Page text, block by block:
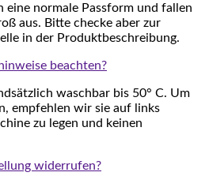
eine normale Passform und fallen
aus. Bitte checke aber zur
in der Produktbeschreibung.
beachten?
waschbar bis 50° C. Um
empfehlen wir sie auf links
zu legen und keinen
widerrufen?